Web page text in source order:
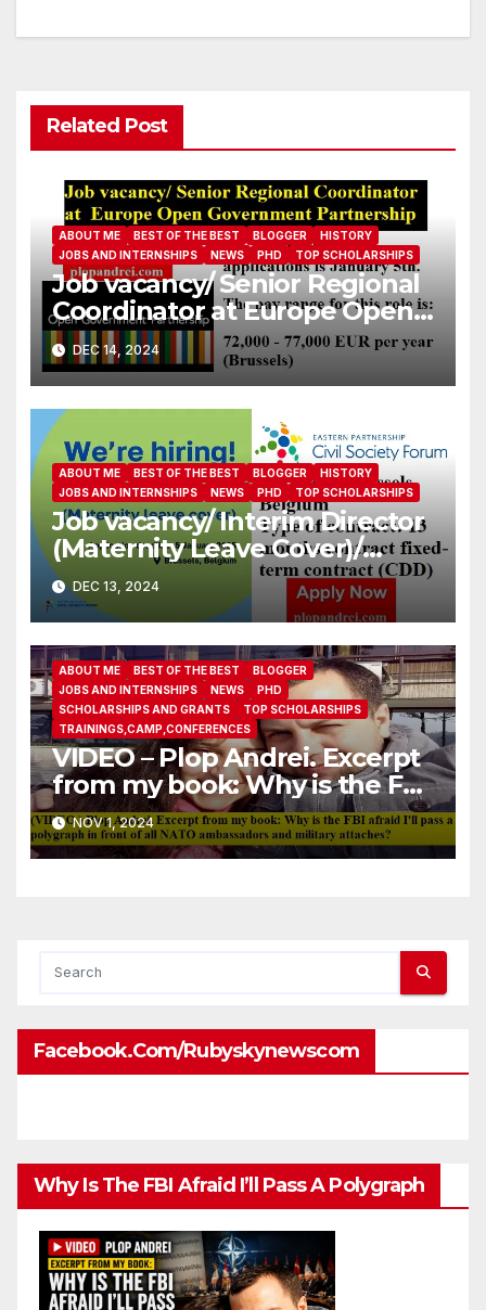
Related Post
ABOUT ME BEST OF THE BEST BLOGGER
HISTORY
JOBS AND INTERNSHIPS
NEWS PHD TOP SCHOLARSHIPS
Job vacancy/ Senior Regional
Coordinator at Europe Open
Government Partnership
DEC 14, 2024
ABOUT ME BEST OF THE BEST BLOGGER
HISTORY
JOBS AND INTERNSHIPS
NEWS PHD TOP SCHOLARSHIPS
Job vacancy/ Interim Director
(Maternity Leave Cover)/
Eastern Partnership Civil
Society Forum
DEC 13, 2024
ABOUT ME BEST OF THE BEST
BLOGGER
JOBS AND INTERNSHIPS
NEWS
PHD
SCHOLARSHIPS AND GRANTS
TOP SCHOLARSHIPS
TRAININGS,CAMP,CONFERENCES
VIDEO – Plop Andrei. Excerpt
from my book: Why is the FBI
afraid I’ll pass a polygraph in
front of all NATO
ambassadors and military
NOV 1, 2024
Facebook.com/rubyskynewscom
Why Is The FBI Afraid I’ll Pass A Polygraph